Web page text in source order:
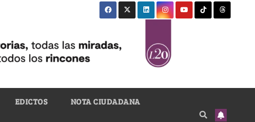
EDICTOS NOTA CIUDADANA